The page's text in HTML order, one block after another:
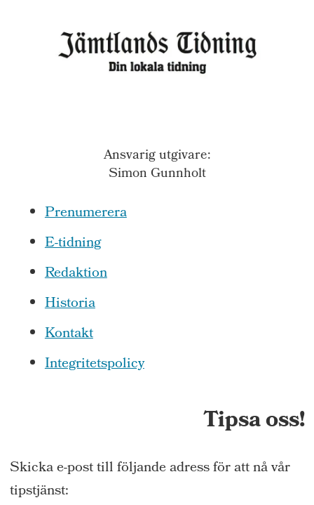
Ansvarig utgivare:
Simon Gunnholt
Prenumerera
E-tidning
Redaktion
Historia
Kontakt
Integritetspolicy
Tipsa oss!
Skicka e-post till följande adress för att nå vår
tipstjänst: